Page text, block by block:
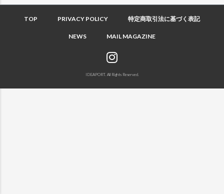
TOP PRIVACY POLICY 特定商取引法に基づく表記
NEWS MAIL MAGAZINE
IDEAPORT. All Rights Reserved.